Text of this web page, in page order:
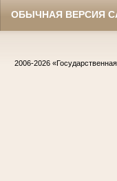
ОБЫЧНАЯ ВЕРСИЯ
2006-2026